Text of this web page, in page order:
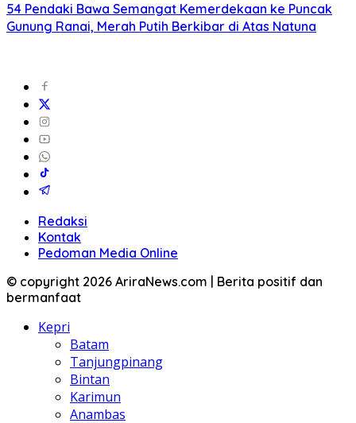
54 Pendaki Bawa Semangat Kemerdekaan ke Puncak
Gunung Ranai, Merah Putih Berkibar di Atas Natuna
Redaksi
Kontak
Pedoman Media Online
© copyright 2026 AriraNews.com | Berita positif dan
bermanfaat
Kepri
Batam
Tanjungpinang
Bintan
Karimun
Anambas